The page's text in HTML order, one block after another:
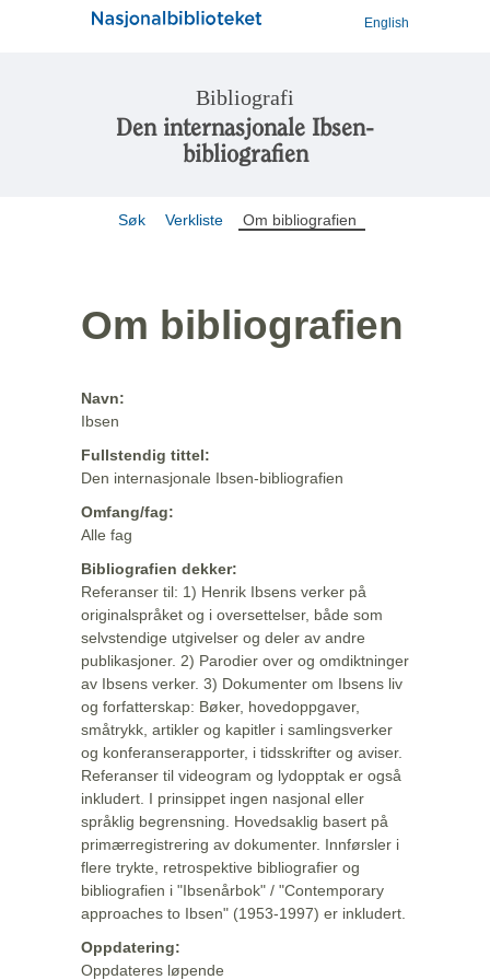
English
Bibliografi
Den internasjonale Ibsen-
bibliografien
Søk Verkliste Om bibliografien
Om bibliografien
Navn:
Ibsen
Fullstendig tittel:
Den internasjonale Ibsen-bibliografien
Omfang/fag:
Alle fag
Bibliografien dekker:
Referanser til: 1) Henrik Ibsens verker på
originalspråket og i oversettelser, både som
selvstendige utgivelser og deler av andre
publikasjoner. 2) Parodier over og omdiktninger
av Ibsens verker. 3) Dokumenter om Ibsens liv
og forfatterskap: Bøker, hovedoppgaver,
småtrykk, artikler og kapitler i samlingsverker
og konferanserapporter, i tidsskrifter og aviser.
Referanser til videogram og lydopptak er også
inkludert. I prinsippet ingen nasjonal eller
språklig begrensning. Hovedsaklig basert på
primærregistrering av dokumenter. Innførsler i
flere trykte, retrospektive bibliografier og
bibliografien i "Ibsenårbok" / "Contemporary
approaches to Ibsen" (1953-1997) er inkludert.
Oppdatering:
Oppdateres løpende